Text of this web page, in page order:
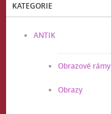
KATEGORIE
ANTIK
Obrazové rámy
Obrazy